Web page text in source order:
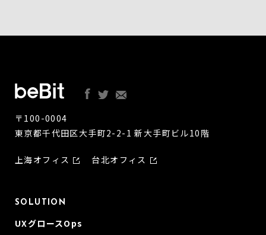
〒100-0004
東京都千代田区大手町2-2-1 新大手町ビル10階
上海オフィス 台北オフィス
SOLUTION
UXグロースOps